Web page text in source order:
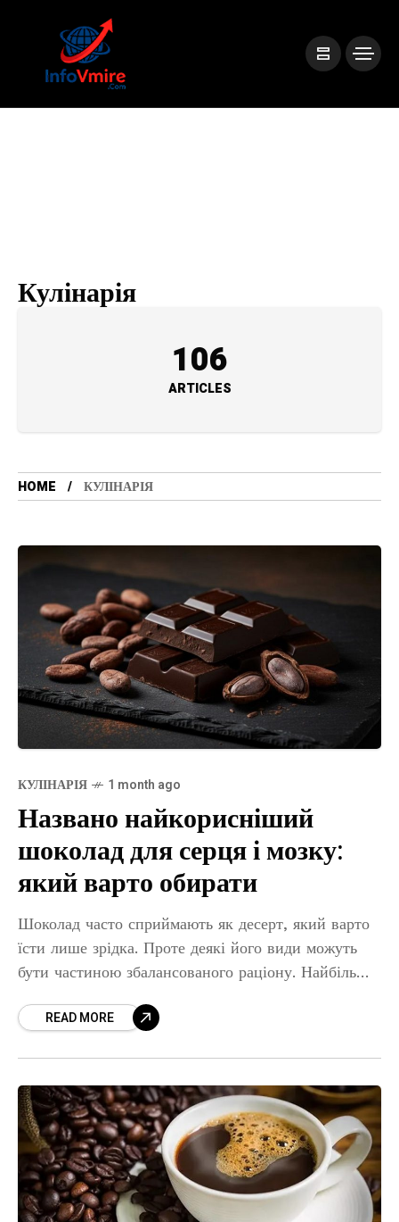
Кулінарія
106
ARTICLES
HOME КУЛІНАРІЯ
КУЛІНАРІЯ 1 month ago
Названо найкорисніший
шоколад для серця і мозку:
який варто обирати
Шоколад часто сприймають як десерт, який варто
їсти лише зрідка. Проте деякі його види можуть
бути частиною збалансованого раціону. Найбільшу
шоколадом із високим вмістом
READ MORE